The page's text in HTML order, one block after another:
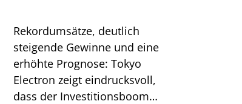
Rekordumsätze, deutlich
steigende Gewinne und eine
erhöhte Prognose: Tokyo
Electron zeigt eindrucksvoll,
dass der Investitionsboom